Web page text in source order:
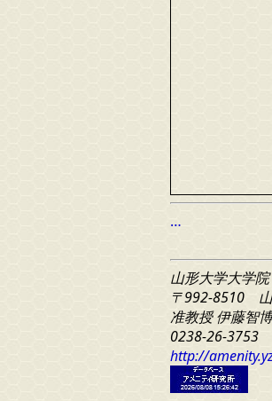
…
山形大学大学
〒992-8510
准教授 伊藤智博
0238-26-3753
http://